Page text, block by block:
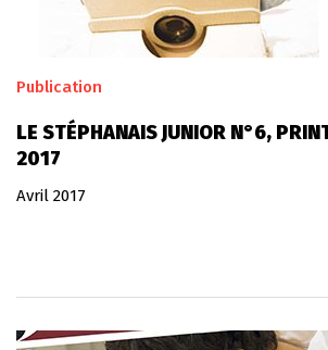
Publication
LE STÉPHANAIS JUNIOR N°6,
2017
Avril 2017